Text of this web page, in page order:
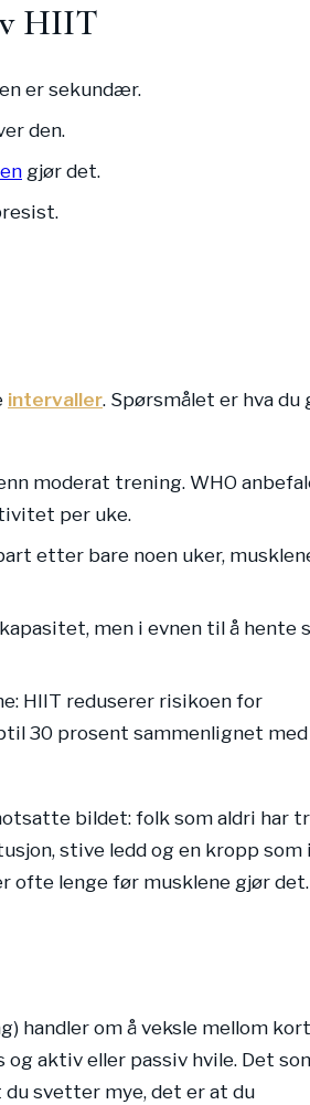
HIIT
er sekundær.
den.
gjør det.
intervaller. Spørsmålet er hva du
moderat trening. WHO
per uke.
etter bare noen uker,
men i evnen til å hente
HIIT reduserer risikoen for
30 prosent sammenlignet med
bildet: folk som aldri har
stive ledd og en kropp som
ofte lenge før musklene gjør det.
handler om å veksle mellom
aktiv eller passiv hvile. Det
svetter mye, det er at du